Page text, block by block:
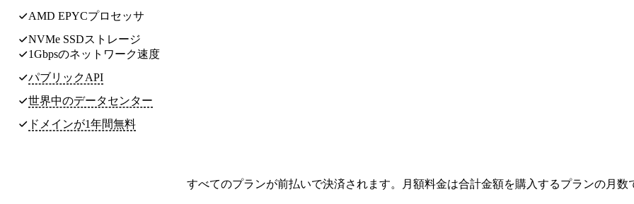
AMD EPYCプロセッサ
NVMe SSDストレージ
1Gbpsのネットワーク速度
パブリックAPI
世界中のデータセンター
ドメインが1年間無料
すべてのプランが前払いで決済されます。月額料金は合計金額を購入するプランの月数